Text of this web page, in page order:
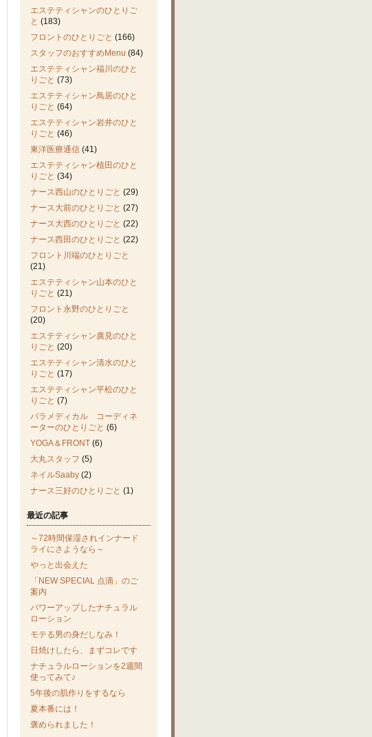
エステティシャンのひとりご
と (183)
フロントのひとりごと (166)
スタッフのおすすめMenu (84)
エステティシャン福川のひと
りごと (73)
エステティシャン鳥居のひと
りごと (64)
エステティシャン岩井のひと
りごと (46)
東洋医療通信 (41)
エステティシャン植田のひと
りごと (34)
ナース西山のひとりごと (29)
ナース大前のひとりごと (27)
ナース大西のひとりごと (22)
ナース西田のひとりごと (22)
フロント川端のひとりごと
(21)
エステティシャン山本のひと
りごと (21)
フロント永野のひとりごと
(20)
エステティシャン廣見のひと
りごと (20)
エステティシャン清水のひと
りごと (17)
エステティシャン平松のひと
りごと (7)
パラメディカル コーディネ
ーターのひとりごと (6)
YOGA＆FRONT (6)
大丸スタッフ (5)
ネイルSaaby (2)
ナース三好のひとりごと (1)
最近の記事
～72時間保湿されインナード
ライにさようなら～
やっと出会えた
「NEW SPECIAL 点滴」のご
案内
パワーアップしたナチュラル
ローション
モテる男の身だしなみ！
日焼けしたら、まずコレです
ナチュラルローションを2週間
使ってみて♪
5年後の肌作りをするなら
夏本番には！
褒められました！